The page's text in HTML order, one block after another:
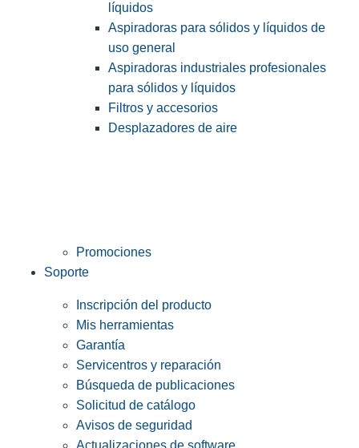
líquidos
Aspiradoras para sólidos y líquidos de
uso general
Aspiradoras industriales profesionales
para sólidos y líquidos
Filtros y accesorios
Desplazadores de aire
Promociones
Soporte
Inscripción del producto
Mis herramientas
Garantía
Servicentros y reparación
Búsqueda de publicaciones
Solicitud de catálogo
Avisos de seguridad